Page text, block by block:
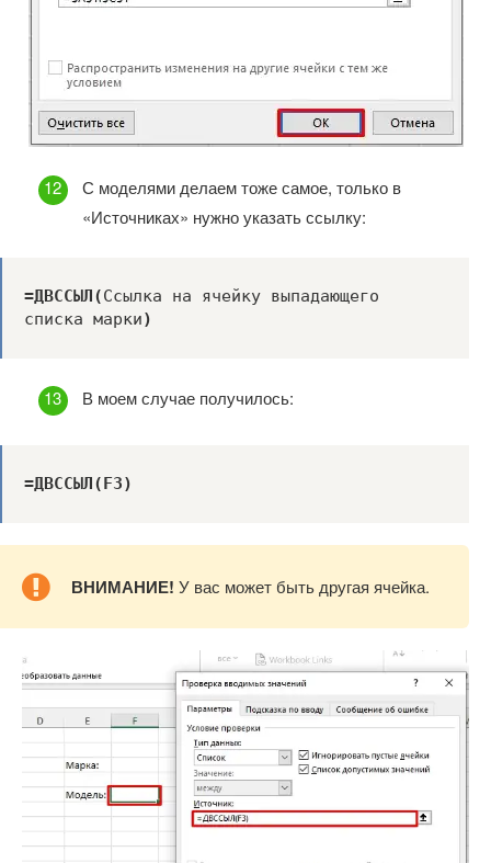
С моделями делаем тоже самое, только в
«Источниках» нужно указать ссылку:
=ДВССЫЛ(Ссылка на ячейку выпадающего
списка марки)
В моем случае получилось:
=ДВССЫЛ(F3)
ВНИМАНИЕ! У вас может быть другая ячейка.